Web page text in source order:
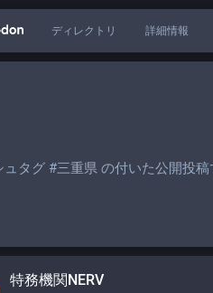
ディレクトリ 詳細情報
ュタグ #三重県 の付いた公開投
特務機関NERV